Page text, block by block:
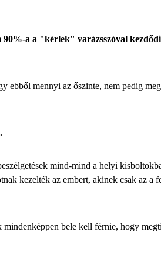
90%-a a "kérlek" varázsszóval
ebből mennyi az őszinte, nem pedig
mind-mind a helyi
kezelték az embert, akinek csak az a
bele kell férnie, hogy